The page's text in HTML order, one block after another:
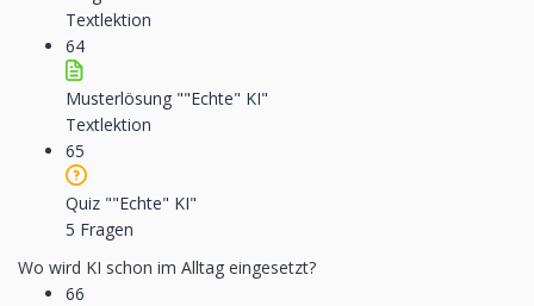
Textlektion
64
Musterlösung ""Echte" KI"
Textlektion
65
Quiz ""Echte" KI"
5 Fragen
Wo wird KI schon im Alltag eingesetzt?
66